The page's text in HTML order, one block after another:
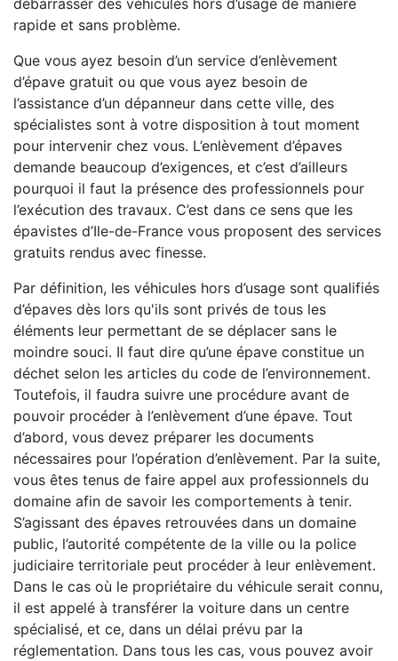
débarrasser des véhicules hors d’usage de manière
rapide et sans problème.
Que vous ayez besoin d’un service d’enlèvement
d’épave gratuit ou que vous ayez besoin de
l’assistance d’un dépanneur dans cette ville, des
spécialistes sont à votre disposition à tout moment
pour intervenir chez vous. L’enlèvement d’épaves
demande beaucoup d’exigences, et c’est d’ailleurs
pourquoi il faut la présence des professionnels pour
l’exécution des travaux. C’est dans ce sens que les
épavistes d’Ile-de-France vous proposent des services
gratuits rendus avec finesse.
Par définition, les véhicules hors d’usage sont qualifiés
d’épaves dès lors qu'ils sont privés de tous les
éléments leur permettant de se déplacer sans le
moindre souci. Il faut dire qu’une épave constitue un
déchet selon les articles du code de l’environnement.
Toutefois, il faudra suivre une procédure avant de
pouvoir procéder à l’enlèvement d’une épave. Tout
d’abord, vous devez préparer les documents
nécessaires pour l’opération d’enlèvement. Par la suite,
vous êtes tenus de faire appel aux professionnels du
domaine afin de savoir les comportements à tenir.
S’agissant des épaves retrouvées dans un domaine
public, l’autorité compétente de la ville ou la police
judiciaire territoriale peut procéder à leur enlèvement.
Dans le cas où le propriétaire du véhicule serait connu,
il est appelé à transférer la voiture dans un centre
spécialisé, et ce, dans un délai prévu par la
réglementation. Dans tous les cas, vous pouvez avoir